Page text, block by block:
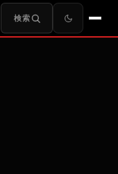
検索